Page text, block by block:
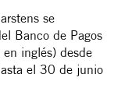
se
Banco de Pagos
inglés) desde
el 30 de junio